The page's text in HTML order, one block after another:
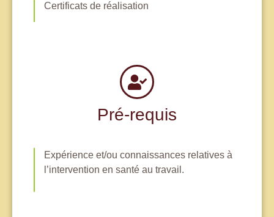
Certificats de réalisation
Pré-requis
Expérience et/ou connaissances relatives à
l’intervention en santé au travail.